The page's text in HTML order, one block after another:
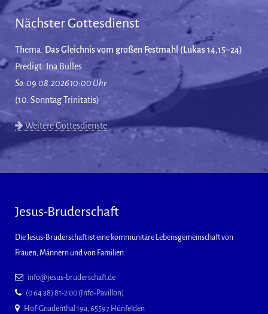
Nächster Gottesdienst
Thema: Das Gleichnis vom großen Festmahl (Lukas 14,15–24)
Predigt: Ina Bülles
So. 09.08.2026 10:00 Uhr
(10. Sonntag Trinitatis)
Weitere Gottesdienste
Jesus-Bruderschaft
Die Jesus-Bruderschaft ist eine kommunitäre Lebensgemeinschaft von
Frauen, Männern und von Familien.
info@jesus-bruderschaft.de
(0 64 38) 81-2 00 (Info-Pavillon)
Hof-Gnadenthal 19a, 65597 Hünfelden